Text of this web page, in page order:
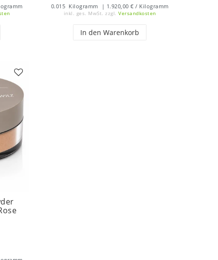
0.015 Kilogramm | 1.920,00 € / Kilogramm
inkl. ges. MwSt. zzgl.Versandkosten
In den Warenkorb